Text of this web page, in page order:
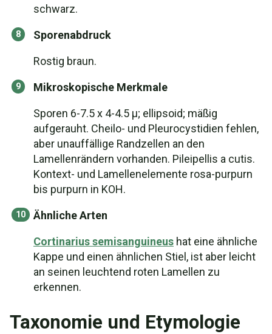
schwarz.
Sporenabdruck
Rostig braun.
Mikroskopische Merkmale
Sporen 6-7.5 x 4-4.5 µ; ellipsoid; mäßig
aufgerauht. Cheilo- und Pleurocystidien fehlen,
aber unauffällige Randzellen an den
Lamellenrändern vorhanden. Pileipellis a cutis.
Kontext- und Lamellenelemente rosa-purpurn
bis purpurn in KOH.
Ähnliche Arten
Cortinarius semisanguineus hat eine ähnliche
Kappe und einen ähnlichen Stiel, ist aber leicht
an seinen leuchtend roten Lamellen zu
erkennen.
Taxonomie und Etymologie